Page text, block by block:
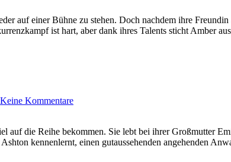
auf einer Bühne zu stehen. Doch nachdem ihre
ist hart, aber dank ihres Talents sticht Amber
Keine Kommentare
auf die Reihe bekommen. Sie lebt bei ihrer Großmutter
Ashton kennenlernt, einen gutaussehenden angehenden